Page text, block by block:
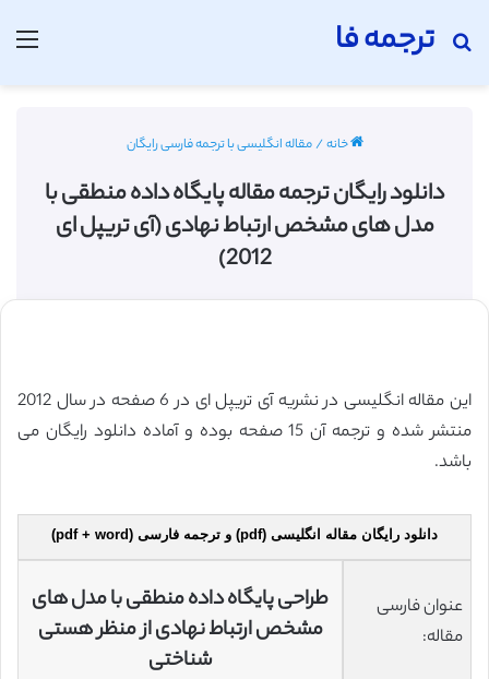
ترجمه فا
جستجو برای
خانه/مقاله انگلیسی با ترجمه فارسی رایگان
دانلود رایگان ترجمه مقاله پایگاه داده منطقی با
مدل های مشخص ارتباط نهادی (آی تریپل ای
2012)
این مقاله انگلیسی در نشریه آی تریپل ای در 6 صفحه در سال 2012
منتشر شده و ترجمه آن 15 صفحه بوده و آماده دانلود رایگان می
باشد.
دانلود رایگان مقاله انگلیسی (pdf) و ترجمه فارسی (pdf + word)
عنوان فارسی
مقاله:
طراحی پایگاه داده منطقی با مدل های
مشخص ارتباط نهادی از منظر هستی
شناختی